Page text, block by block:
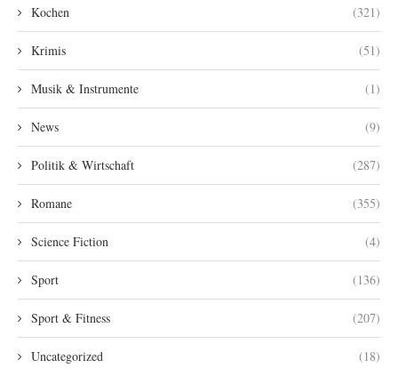
Kochen (321)
Krimis (51)
Musik & Instrumente (1)
News (9)
Politik & Wirtschaft (287)
Romane (355)
Science Fiction (4)
Sport (136)
Sport & Fitness (207)
Uncategorized (18)